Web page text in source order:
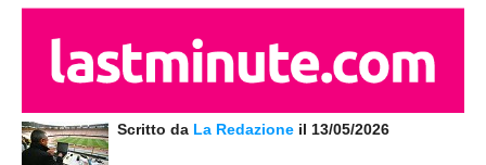
Scritto da La Redazione il 13/05/2026